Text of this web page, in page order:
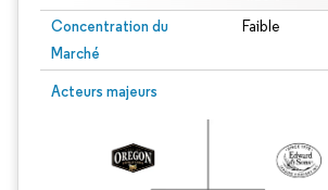
Concentration du
Marché
Faible
Acteurs majeurs